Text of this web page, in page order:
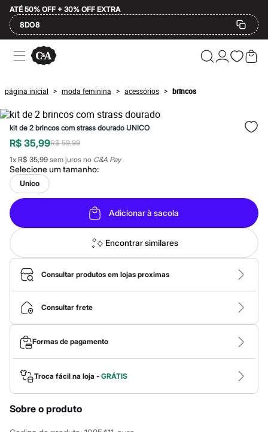
ATÉ 50% OFF + 30% OFF EXTRA
8DO8
Ofertas
Compre por Departamento
Masculino
Infantil
Calçados
Mindse7
Plus Size
Até 20% off
Até 40% off
Até 60% off
A partir de 60% off
Feminino
Em alta
Inverno
Alfaiataria
Novidades
Roupas
Blusas e Camisetas
Básicos
Calças
Casacos e Jaquetas
Jeans
Macacões
Saias
Shorts e Bermudas
Vestidos
Acessórios
Bolsas
Bonés e Chapéus
Bijoux
Cintos
Relógios
página inicial > moda feminina > acessórios > brincos
kit de 2 brincos com strass dourado UNICO
R$ 35,99R$ 59,99
1x R$ 35,99 sem juros no C&A Pay
Selecione umtamanho:
Unico
Adicionar à sacola
Encontrar similares
Consultar produtos em lojas proximas
Consultar frete
Formas de pagamento
Troca fácil na loja - GRÁTIS
Sobre o produto